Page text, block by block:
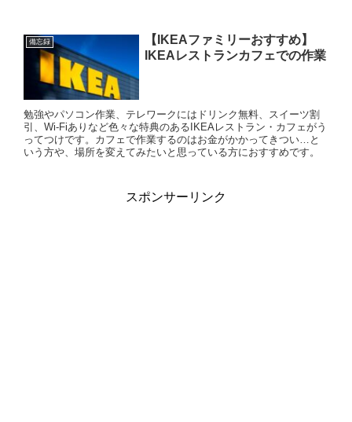
備忘録
【IKEAファミリーおすすめ】
IKEAレストランカフェでの作業
勉強やパソコン作業、テレワークにはドリンク無料、スイーツ割
引、Wi-Fiありなど色々な特典のあるIKEAレストラン・カフェがう
ってつけです。カフェで作業するのはお金がかかってきつい…と
いう方や、場所を変えてみたいと思っている方におすすめです。
スポンサーリンク